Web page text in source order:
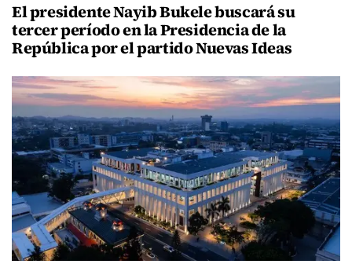
El presidente Nayib Bukele buscará su
tercer período en la Presidencia de la
República por el partido Nuevas Ideas